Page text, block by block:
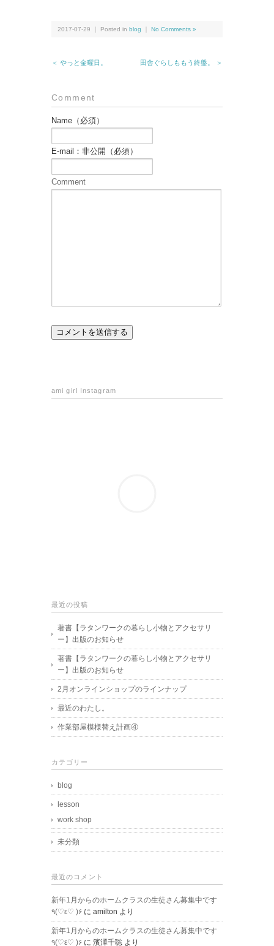
2017-07-29 ｜ Posted in blog No Comments »
＜ やっと金曜日。 田舎ぐらしももう終盤。 ＞
Comment
Name（必須）
E-mail：非公開（必須）
Comment
ami girl Instagram
最近の投稿
著書【ラタンワークの暮らし小物とアクセサリ
ー】出版のお知らせ
著書【ラタンワークの暮らし小物とアクセサリ
ー】出版のお知らせ
2月オンラインショップのラインナップ
最近のわたし。
作業部屋模様替え計画④
カテゴリー
blog
lesson
work shop
未分類
最近のコメント
新年1月からのホームクラスの生徒さん募集中です
٩(♡ε♡ )۶ に amilton より
新年1月からのホームクラスの生徒さん募集中です
٩(♡ε♡ )۶ に 濱澤千聡 より